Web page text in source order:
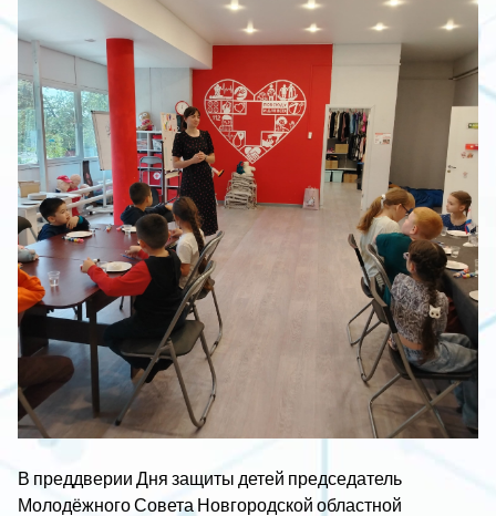
В преддверии Дня защиты детей председатель
Молодёжного Совета Новгородской областной